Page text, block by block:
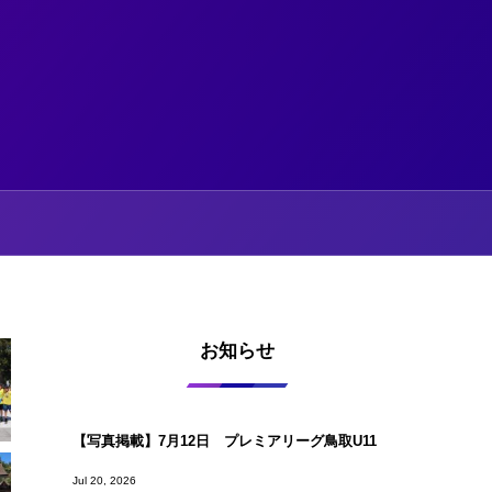
お知らせ
【写真掲載】7月12日 プレミアリーグ鳥取U11
Jul 20, 2026